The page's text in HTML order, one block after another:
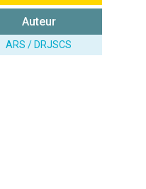
Auteur
ARS / DRJSCS